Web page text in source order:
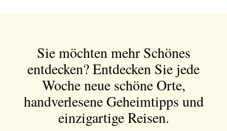
Sie möchten mehr Schönes
entdecken?Entdecken Sie jede
Woche neue schöne Orte,
handverlesene Geheimtipps und
einzigartige Reisen.